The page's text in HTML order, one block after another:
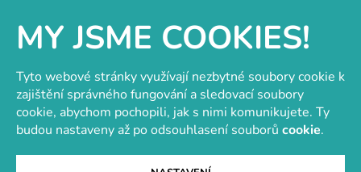
MY JSME COOKIES!
Tyto webové stránky využívají nezbytné soubory cookie k
zajištění správného fungování a sledovací soubory
cookie, abychom pochopili, jak s nimi komunikujete. Ty
budou nastaveny až po odsouhlasení souborů cookie.
Facebook
Velkoobchod s korálky a komponentyTvořit je radost